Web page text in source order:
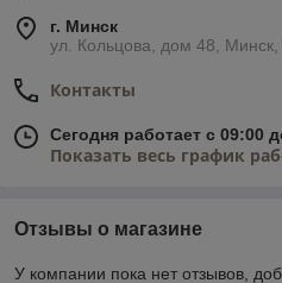
г. Минск
ул. Кольцова, дом 48, Минск,
Контакты
Сегодня работает с 09:00
Показать весь график
Отзывы о магазине
У компании пока нет отзывов,